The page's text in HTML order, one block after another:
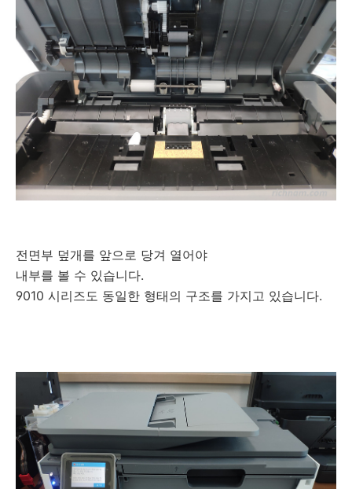
전면부 덮개를 앞으로 당겨 열어야
내부를 볼 수 있습니다.
9010 시리즈도 동일한 형태의 구조를 가지고 있습니다.